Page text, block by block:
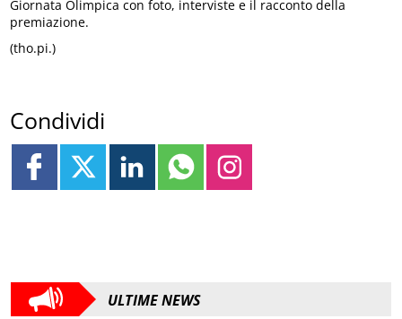
Giornata Olimpica con foto, interviste e il racconto della
premiazione.
(tho.pi.)
Condividi
ULTIME NEWS